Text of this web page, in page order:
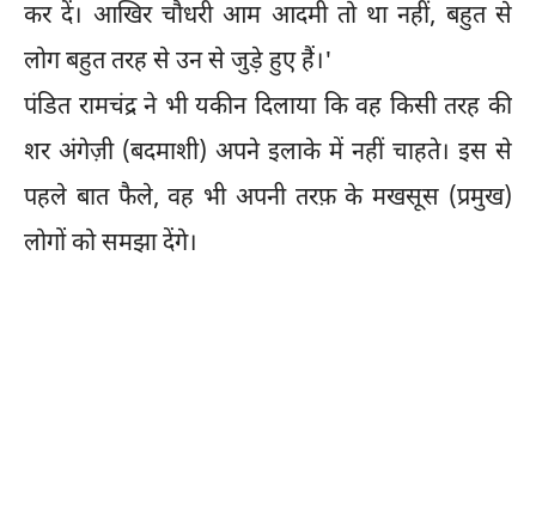
कर दें। आखिर चौधरी आम आदमी तो था नहीं, बहुत से
लोग बहुत तरह से उन से जुड़े हुए हैं।'
पंडित रामचंद्र ने भी यकीन दिलाया कि वह किसी तरह की
शर अंगेज़ी (बदमाशी) अपने इलाके में नहीं चाहते। इस से
पहले बात फैले, वह भी अपनी तरफ़ के मखसूस (प्रमुख)
लोगों को समझा देंगे।